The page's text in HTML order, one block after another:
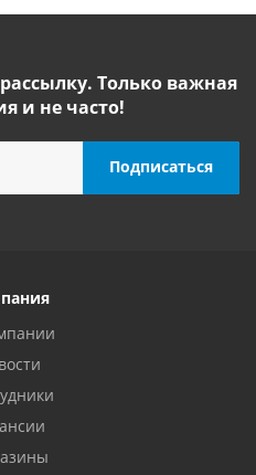
Только важная
и не часто!